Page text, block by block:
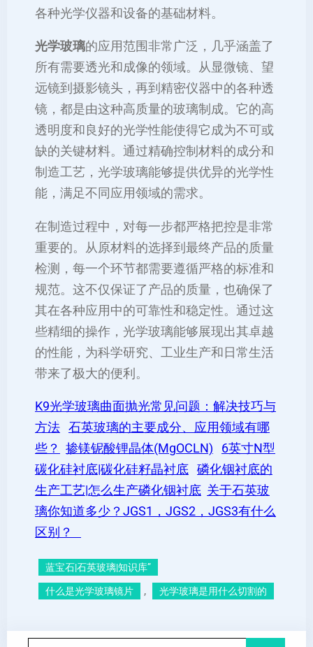
各种光学仪器和设备的基础材料。
光学玻璃的应用范围非常广泛，几乎涵盖了
所有需要透光和成像的领域。从显微镜、望
远镜到摄影镜头，再到精密仪器中的各种透
镜，都是由这种高质量的玻璃制成。它的高
透明度和良好的光学性能使得它成为不可或
缺的关键材料。通过精确控制材料的成分和
制造工艺，光学玻璃能够提供优异的光学性
能，满足不同应用领域的需求。
在制造过程中，对每一步都严格把控是非常
重要的。从原材料的选择到最终产品的质量
检测，每一个环节都需要遵循严格的标准和
规范。这不仅保证了产品的质量，也确保了
其在各种应用中的可靠性和稳定性。通过这
些精细的操作，光学玻璃能够展现出其卓越
的性能，为科学研究、工业生产和日常生活
带来了极大的便利。
K9光学玻璃曲面抛光常见问题：解决技巧与
方法 石英玻璃的主要成分、应用领域有哪
些？
掺镁铌酸锂晶体(MgOCLN)
6英寸N型
碳化硅衬底|碳化硅籽晶衬底 磷化铟衬底的
生产工艺|怎么生产磷化铟衬底 关于石英玻
璃你知道多少？JGS1，JGS2，JGS3有什么
区别？
蓝宝石|石英玻璃|知识库”
什么是光学玻璃镜片 , 光学玻璃是用什么切割的